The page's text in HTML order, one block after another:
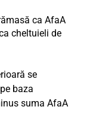
ca AfaA
cheltuieli de
se
baza
suma AfaA